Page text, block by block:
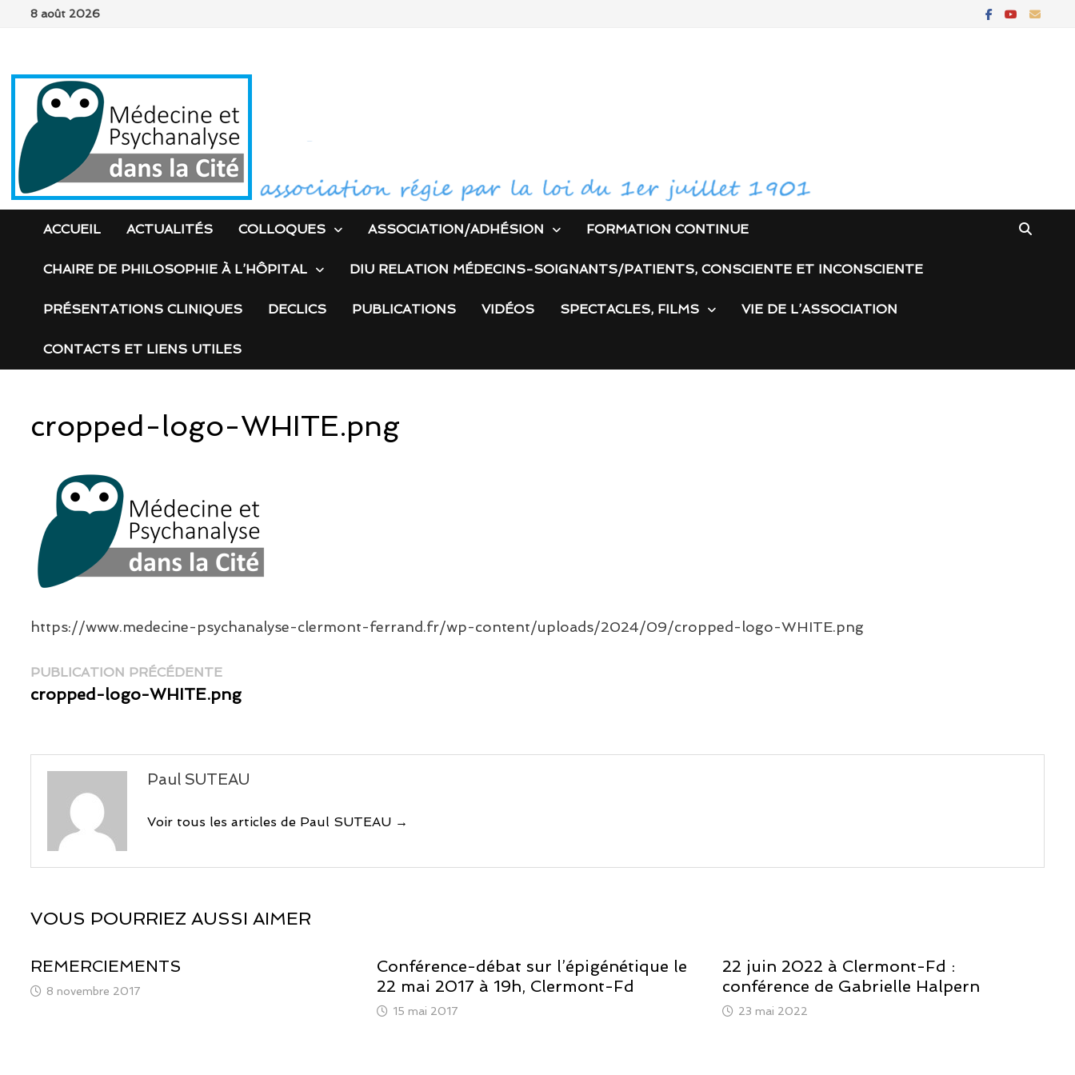
Passer8 août 2026
ACCUEIL ACTUALITÉS COLLOQUES ASSOCIATION/ADHÉSION FORMATION CONTINUE
CHAIRE DE PHILOSOPHIE À L’HÔPITAL DIU RELATION MÉDECINS-SOIGNANTS/PATIENTS, CONSCIENTE ET INCONSCIENTE
PRÉSENTATIONS CLINIQUES DECLICS PUBLICATIONS VIDÉOS SPECTACLES, FILMS VIE DE L’ASSOCIATION
CONTACTS ET LIENS UTILES
cropped-logo-WHITE.png
https://www.medecine-psychanalyse-clermont-ferrand.fr/wp-content/uploads/2024/09/cropped-logo-WHITE.png
Navigation
de
PUBLICATION PRÉCÉDENTEPublication
précédente :
cropped-logo-WHITE.png
Paul SUTEAU
Voir tous les articles de Paul SUTEAU →
VOUS POURRIEZ AUSSI AIMER
REMERCIEMENTS
8 novembre 2017
Conférence-débat sur l’épigénétique le
22 mai 2017 à 19h, Clermont-Fd
15 mai 2017
22 juin 2022 à Clermont-Fd :
conférence de Gabrielle Halpern
23 mai 2022